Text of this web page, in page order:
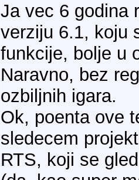
Ja vec 6 godina
verziju 6.1, koju
funkcije, bolje u
Naravno, bez
ozbiljnih igara.
Ok, poenta ove
sledecem
RTS, koji se